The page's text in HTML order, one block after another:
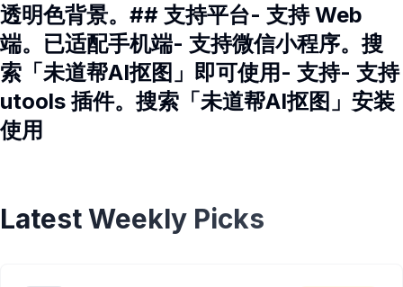
透明色背景。## 支持平台- 支持 Web
端。已适配手机端- 支持微信小程序。搜
索「未道帮AI抠图」即可使用- 支持- 支持
utools 插件。搜索「未道帮AI抠图」安装
使用
Latest Weekly Picks